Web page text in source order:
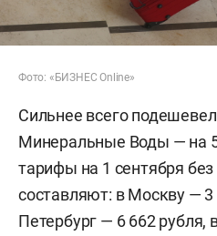
Фото: «БИЗНЕС Online»
Сильнее всего
Минеральные Воды — на
тарифы на 1 сентября
составляют: в Москву — 3
Петербург — 6 662 рубля,